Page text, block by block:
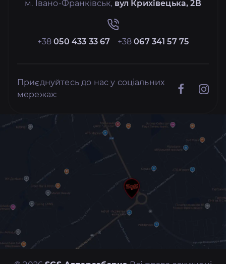
м. Івано-Франківськ, вул Крихівецька, 2В
+38050 433 33 67 +38067 341 57 75
Приєднуйтесь до нас у соціальних
мережах: